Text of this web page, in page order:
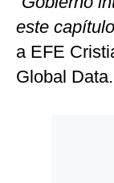
este
a EFE
Global Data.